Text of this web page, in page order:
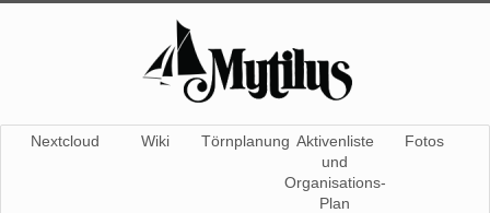
Nextcloud Wiki Törnplanung Aktivenliste
und
Organisations-
Plan
Fotos